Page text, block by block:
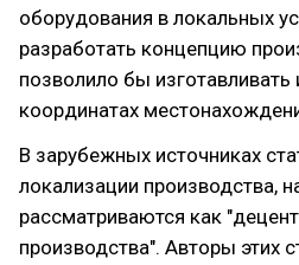
оборудования в локальных
разработать концепцию
позволило бы изготавливать
координатах
В зарубежных источниках
локализации производства,
рассматриваются как
производства". Авторы этих